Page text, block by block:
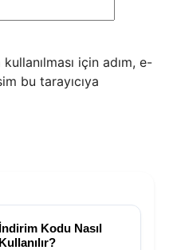
için adım, e-
bu tarayıcıya
İndirim Kodu Nasıl
Kullanılır?